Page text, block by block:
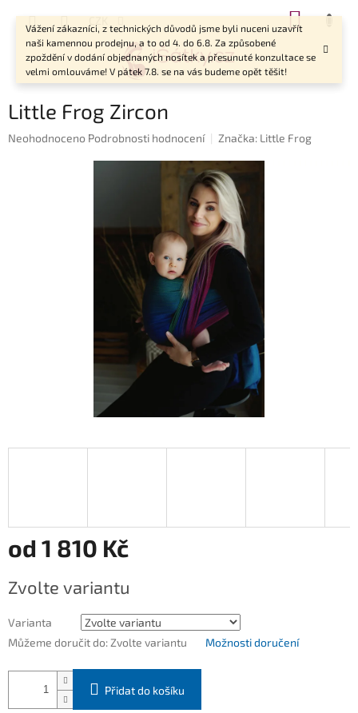
Vážení zákazníci, z technických důvodů jsme byli nuceni uzavřít
naši kamennou prodejnu, a to od 4. do 6.8. Za způsobené
zpoždění v dodání objednaných nosítek a přesunuté konzultace se
velmi omlouváme! V pátek 7.8. se na vás budeme opět těšit!
CZK
Little Frog Zircon
Průměrné
Neohodnoceno Podrobnosti hodnocení Značka: Little Frog
od 1 810 Kč
cena:
Zvolte variantu
Varianta
Můžeme doručit do: Zvolte variantu Možnosti doručení
Přidat do košíku